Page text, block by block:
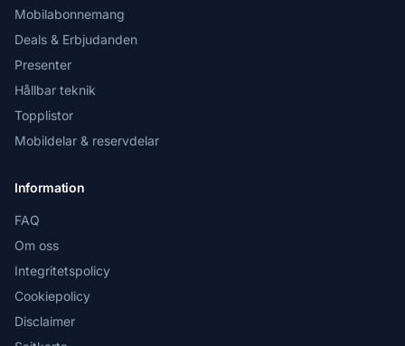
Mobilabonnemang
Deals & Erbjudanden
Presenter
Hållbar teknik
Topplistor
Mobildelar & reservdelar
Information
FAQ
Om oss
Integritetspolicy
Cookiepolicy
Disclaimer